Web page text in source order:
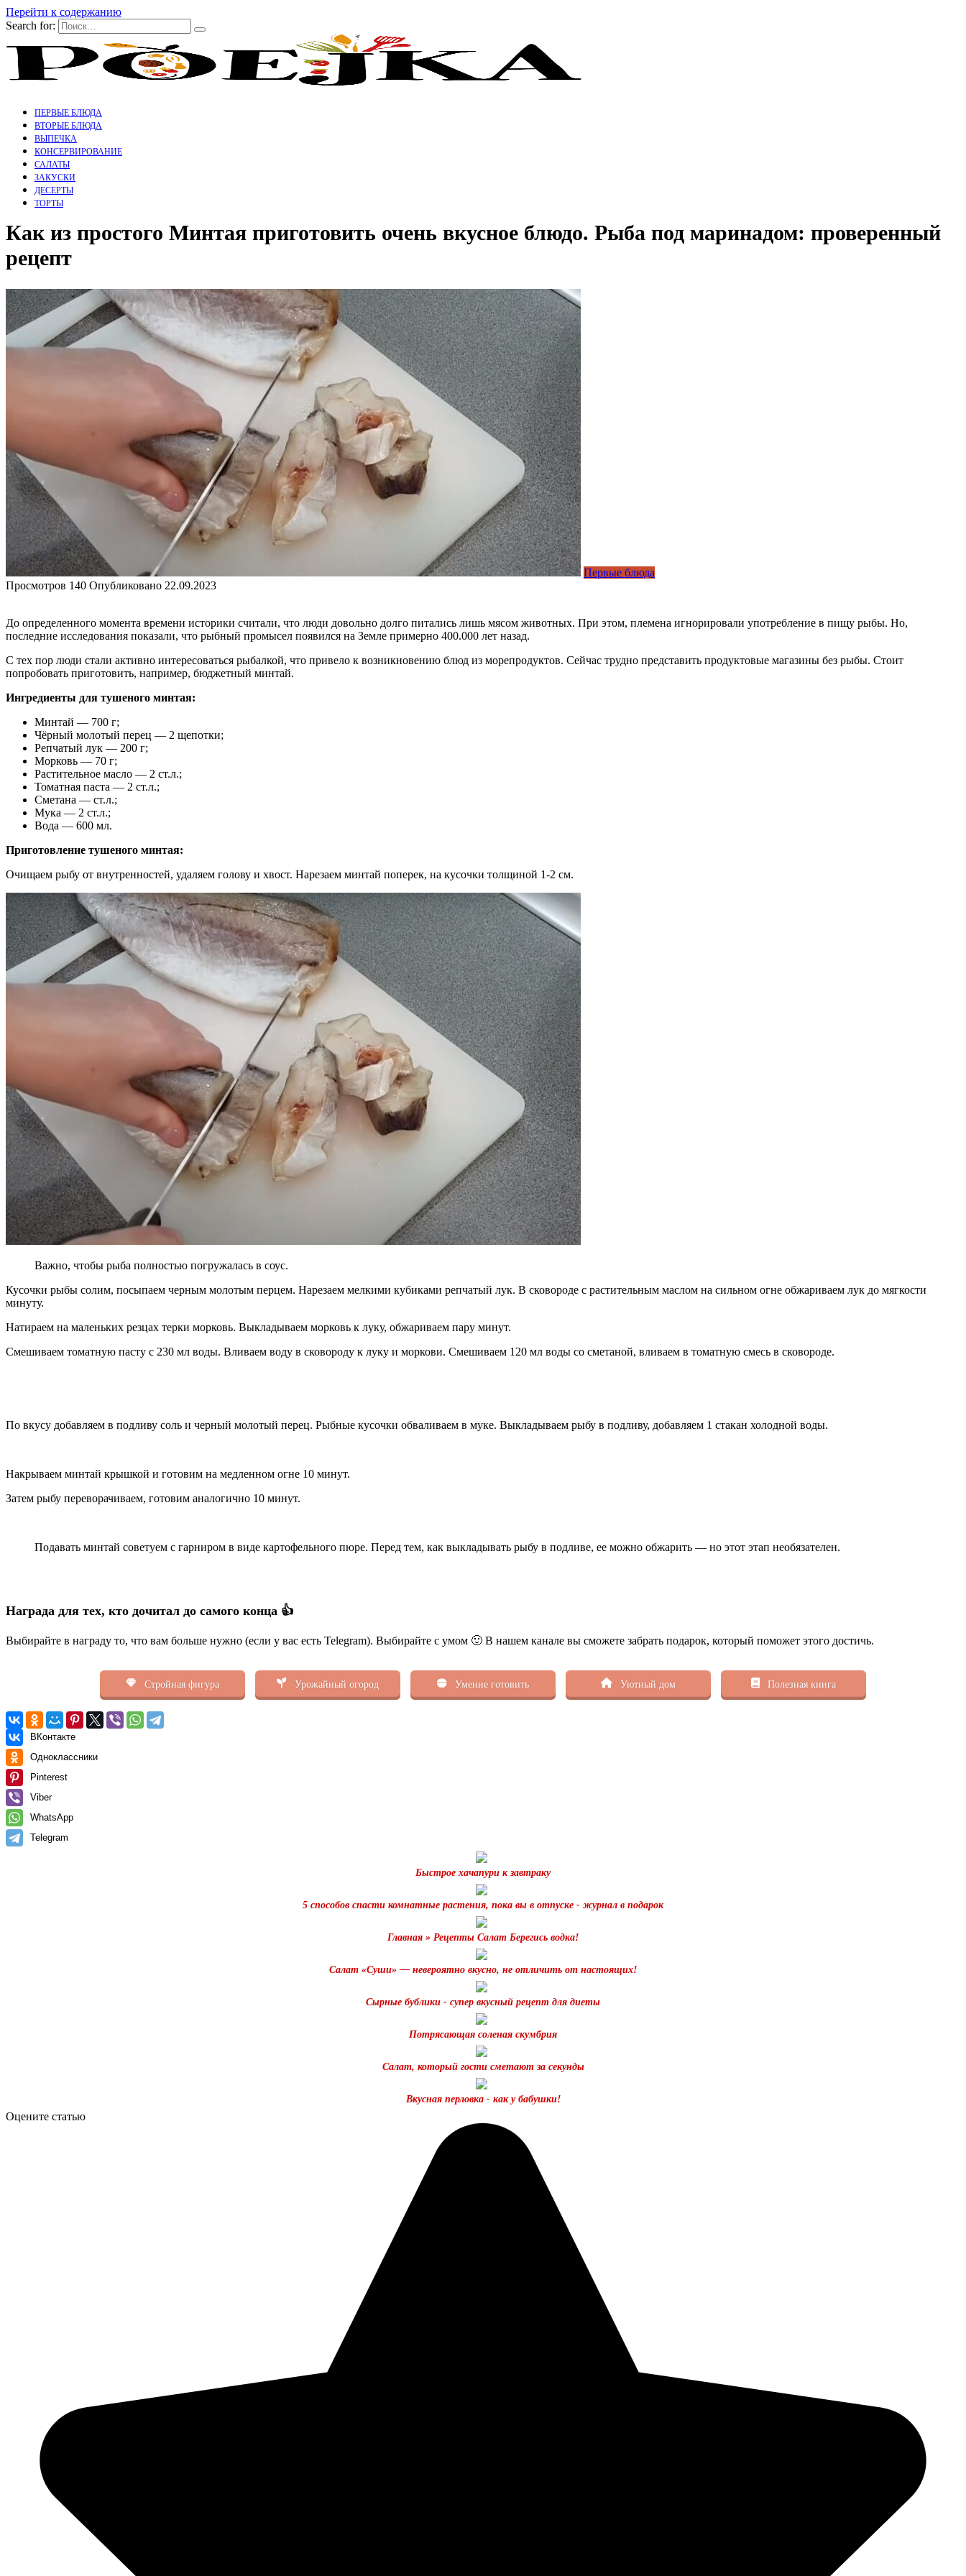
Перейти к содержанию
Search for:
ПЕРВЫЕ БЛЮДА
ВТОРЫЕ БЛЮДА
ВЫПЕЧКА
КОНСЕРВИРОВАНИЕ
САЛАТЫ
ЗАКУСКИ
ДЕСЕРТЫ
ТОРТЫ
Как из простого Минтая приготовить очень вкусное блюдо. Рыба под маринадом: проверенный
рецепт
Первые блюда
Просмотров 140 Опубликовано 22.09.2023
До определенного момента времени историки считали, что люди довольно долго питались лишь мясом животных. При этом, племена игнорировали употребление в пищу рыбы. Но,
последние исследования показали, что рыбный промысел появился на Земле примерно 400.000 лет назад.
С тех пор люди стали активно интересоваться рыбалкой, что привело к возникновению блюд из морепродуктов. Сейчас трудно представить продуктовые магазины без рыбы. Стоит
попробовать приготовить, например, бюджетный минтай.
Ингредиенты для тушеного минтая:
Минтай — 700 г;
Чёрный молотый перец — 2 щепотки;
Репчатый лук — 200 г;
Морковь — 70 г;
Растительное масло — 2 ст.л.;
Томатная паста — 2 ст.л.;
Сметана — ст.л.;
Мука — 2 ст.л.;
Вода — 600 мл.
Приготовление тушеного минтая:
Очищаем рыбу от внутренностей, удаляем голову и хвост. Нарезаем минтай поперек, на кусочки толщиной 1-2 см.
Важно, чтобы рыба полностью погружалась в соус.
Кусочки рыбы солим, посыпаем черным молотым перцем. Нарезаем мелкими кубиками репчатый лук. В сковороде с растительным маслом на сильном огне обжариваем лук до мягкости
минуту.
Натираем на маленьких резцах терки морковь. Выкладываем морковь к луку, обжариваем пару минут.
Смешиваем томатную пасту с 230 мл воды. Вливаем воду в сковороду к луку и моркови. Смешиваем 120 мл воды со сметаной, вливаем в томатную смесь в сковороде.
По вкусу добавляем в подливу соль и черный молотый перец. Рыбные кусочки обваливаем в муке. Выкладываем рыбу в подливу, добавляем 1 стакан холодной воды.
Накрываем минтай крышкой и готовим на медленном огне 10 минут.
Затем рыбу переворачиваем, готовим аналогично 10 минут.
Подавать минтай советуем с гарниром в виде картофельного пюре. Перед тем, как выкладывать рыбу в подливе, ее можно обжарить — но этот этап необязателен.
Награда для тех, кто дочитал до самого конца 👍
Выбирайте в награду то, что вам больше нужно (если у вас есть Telegram). Выбирайте с умом 🙂 В нашем канале вы сможете забрать подарок, который поможет этого достичь.
Стройная фигура Урожайный огород Умение готовить Уютный дом Полезная книга
ВКонтакте
Одноклассники
Pinterest
Viber
WhatsApp
Telegram
Быстрое хачапури к завтраку
5 способов спасти комнатные растения, пока вы в отпуске - журнал в подарок
Главная » Рецепты Салат Берегись водка!
Салат «Суши» — невероятно вкусно, не отличить от настоящих!
Сырные бублики - супер вкусный рецепт для диеты
Потрясающая соленая скумбрия
Салат, который гости сметают за секунды
Вкусная перловка - как у бабушки!
Оцените статью